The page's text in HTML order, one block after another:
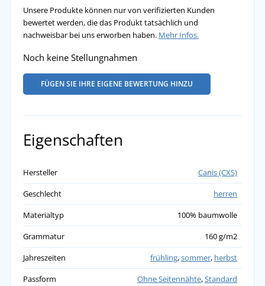
Unsere Produkte können nur von verifizierten Kunden
bewertet werden, die das Produkt tatsächlich und
nachweisbar bei uns erworben haben. Mehr Infos.
Noch keine Stellungnahmen
FÜGEN SIE IHRE EIGENE BEWERTUNG HINZU
Eigenschaften
Hersteller
Canis (CXS)
Geschlecht
herren
Materialtyp
100% baumwolle
Grammatur
160 g/m2
Jahreszeiten
frühling,sommer, herbst
Passform
Ohne Seitennähte,Standard